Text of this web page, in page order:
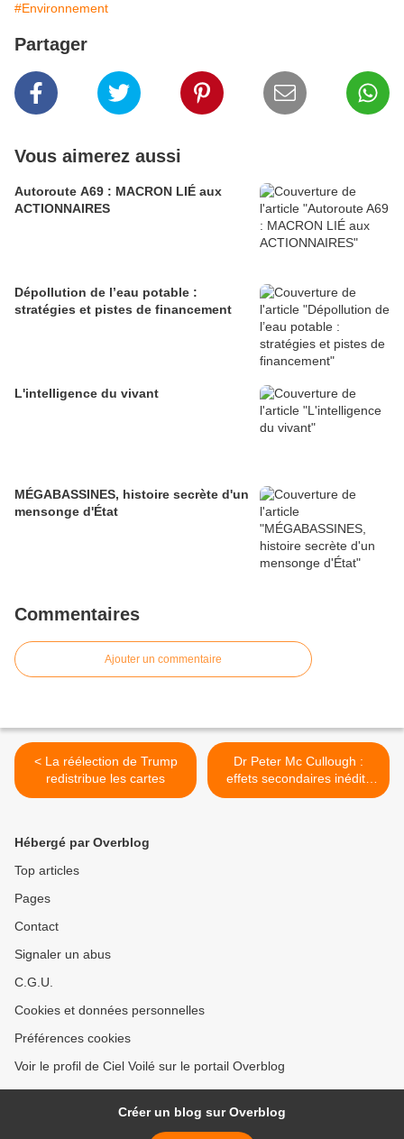
#Environnement
Partager
Vous aimerez aussi
Autoroute A69 : MACRON LIÉ aux
ACTIONNAIRES
Dépollution de l’eau potable :
stratégies et pistes de financement
L'intelligence du vivant
MÉGABASSINES, histoire secrète d'un
mensonge d'État
Commentaires
Ajouter un commentaire
< La réélection de Trump
redistribue les cartes
Dr Peter Mc Cullough :
effets secondaires inédits
des injections anti-covid >
Hébergé par Overblog
Top articles
Pages
Contact
Signaler un abus
C.G.U.
Cookies et données personnelles
Préférences cookies
Voir le profil de Ciel Voilé sur le portail Overblog
Créer un blog sur Overblog